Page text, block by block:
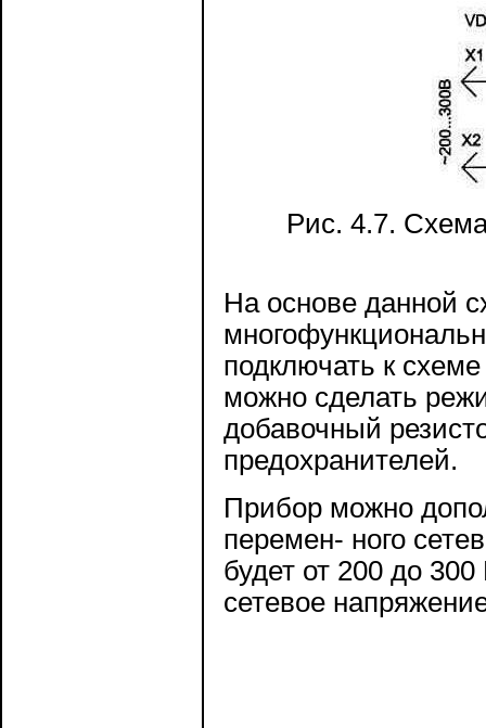
Рис. 4.7.
На основе данной
подключать к
можно сделать
добавочный
предохранителей.
Прибор можно
перемен- ного
будет от 200 до
сетевое